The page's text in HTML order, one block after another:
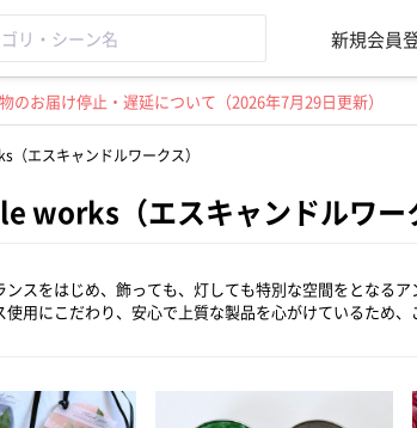
新規会員
のお届け停止・遅延について（2026年7月29日更新）
（エスキャンドルワークス）
works（エスキャンドルワー
ンスをはじめ、飾っても、灯しても特別な空間をとなる
使用にこだわり、安心で上質な製品を心がけているため